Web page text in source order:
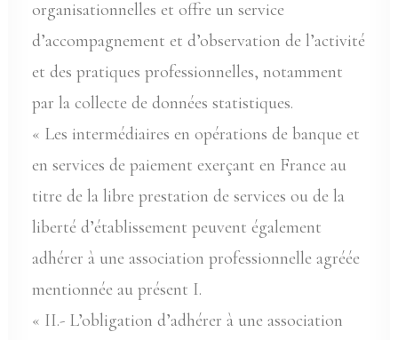
organisationnelles et offre un service
d’accompagnement et d’observation de l’activité
et des pratiques professionnelles, notamment
par la collecte de données statistiques.
« Les intermédiaires en opérations de banque et
en services de paiement exerçant en France au
titre de la libre prestation de services ou de la
liberté d’établissement peuvent également
adhérer à une association professionnelle agréée
mentionnée au présent I.
« II.- L’obligation d’adhérer à une association